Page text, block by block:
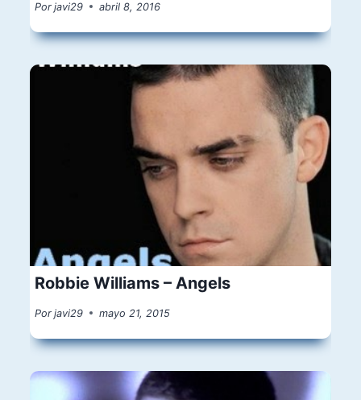
Por javi29 abril 8, 2016
Robbie Williams – Angels
Por javi29 mayo 21, 2015